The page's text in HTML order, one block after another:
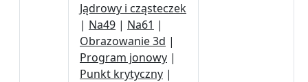
Jądrowy i cząsteczek
| Na49 | Na61 |
Obrazowanie 3d |
Program jonowy |
Punkt krytyczny |